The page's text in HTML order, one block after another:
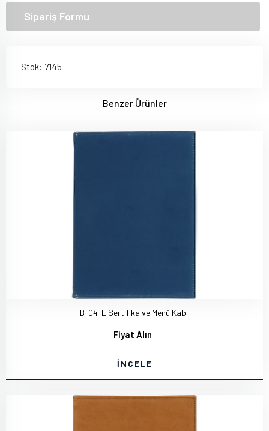
Sipariş Formu
Stok: 7145
Benzer Ürünler
B-04-L Sertifika ve Menü Kabı
Fiyat Alın
İNCELE